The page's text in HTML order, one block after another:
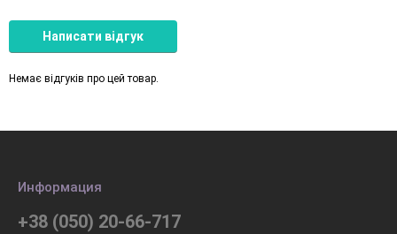
Написати відгук
Немає відгуків про цей товар.
Информация
+38 (050) 20-66-717